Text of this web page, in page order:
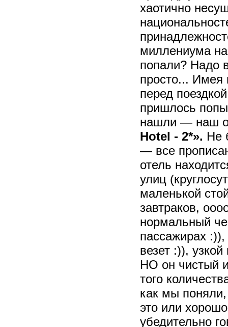
хаотично
миллениума
попали? Надо
просто... Имея
перед
пришлось
нашли — наш
Hotel - 2*». Не
— все
отель
улиц
маленькой
завтраков,
нормальный
пассажирах
везет :)),
НО он чистый
того
как мы
это или
убедительно